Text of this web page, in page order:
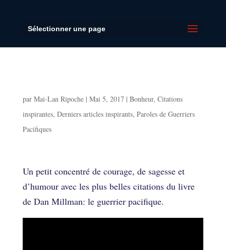
Sélectionner une page
par Mai-Lan Ripoche| Mai 5, 2017| Bonheur, Citations
inspirantes, Derniers articles inspirants, Paroles de Guerriers
Pacifiques
Un petit concentré de courage, de sagesse et
d’humour avec les plus belles citations du livre
de Dan Millman: le guerrier pacifique.